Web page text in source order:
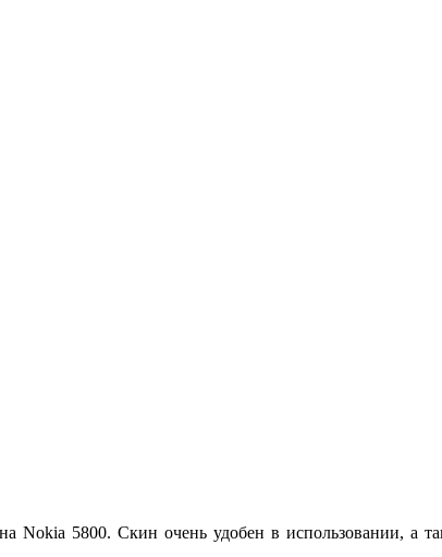
Nokia 5800. Скин очень удобен в использовании, а